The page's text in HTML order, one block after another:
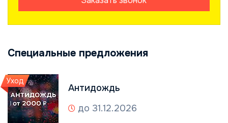
Специальные предложения
Уход
Антидождь
до 31.12.2026